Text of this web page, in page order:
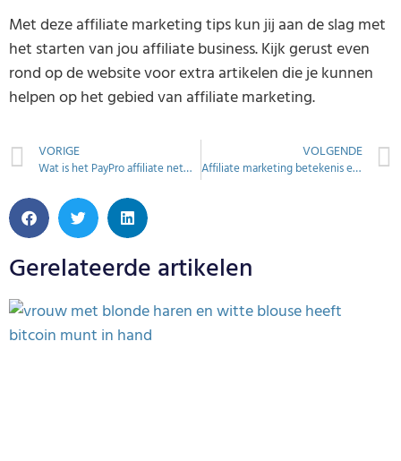
Met deze affiliate marketing tips kun jij aan de slag met
het starten van jou affiliate business. Kijk gerust even
rond op de website voor extra artikelen die je kunnen
helpen op het gebied van affiliate marketing.
VORIGE
Wat is het PayPro affiliate netwerk
VOLGENDE
Affiliate marketing betekenis en voorbeelden
Gerelateerde artikelen